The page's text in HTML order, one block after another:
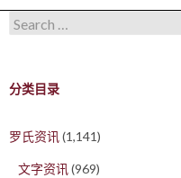
Search for:
分类目录
罗氏资讯(1,141)
文字资讯(969)